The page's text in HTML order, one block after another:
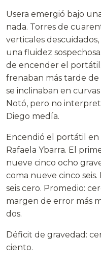
Usera emergió bajo
nada. Torres de
verticales
una fluidez
de encender el
frenaban más tarde
se inclinaban en
Notó, pero no
Diego medía.
Encendió el portátil en
Rafaela Ybarra. El
nueve cinco ocho
coma nueve cinco
seis cero. Promedio:
margen de error más
dos.
Déficit de gravedad:
ciento.